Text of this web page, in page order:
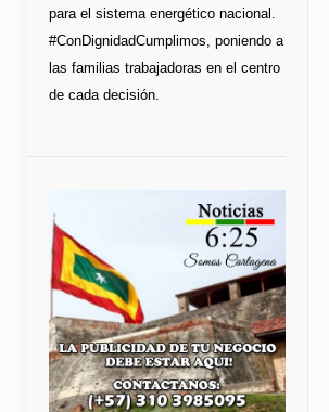
para el sistema energético nacional.
#ConDignidadCumplimos, poniendo a
las familias trabajadoras en el centro
de cada decisión.